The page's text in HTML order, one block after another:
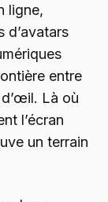
ligne,
d’avatars
entre
Là où
l’écran
un terrain